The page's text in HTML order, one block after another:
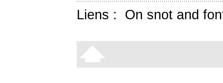
Liens : On snot and